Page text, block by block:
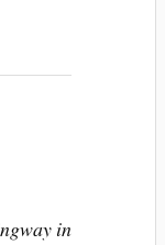
in